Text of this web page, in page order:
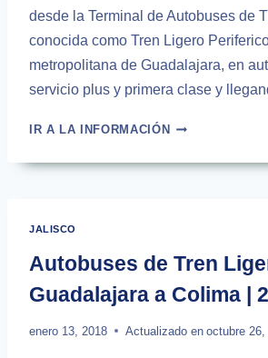
desde la Terminal de Autobuses de
conocida como Tren Ligero
metropolitana de Guadalajara, en
servicio plus y primera clase y
IR A LA INFORMACIÓNAUTOBUSES
TREN
JALISCO
Autobuses de Tren
Guadalajara a Colima |
enero 13, 2018 Actualizado en octubre 26,